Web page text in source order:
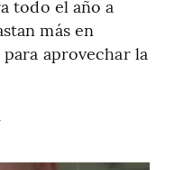
todo el año a
más en
aprovechar la